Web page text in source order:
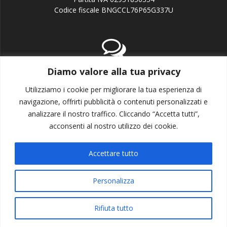
Diamo valore alla tua privacy
Utilizziamo i cookie per migliorare la tua esperienza di
navigazione, offrirti pubblicità o contenuti personalizzati e
analizzare il nostro traffico. Cliccando “Accetta tutti”,
acconsenti al nostro utilizzo dei cookie.
Personalizza
Rifiuta tutto
Accettare tutto
Codice fiscale BNGCCL76P65G337U
email:info@candj.it
Office: +39 338 3643199
Privacy policy
Cookie policy
con il tema Mesmerize